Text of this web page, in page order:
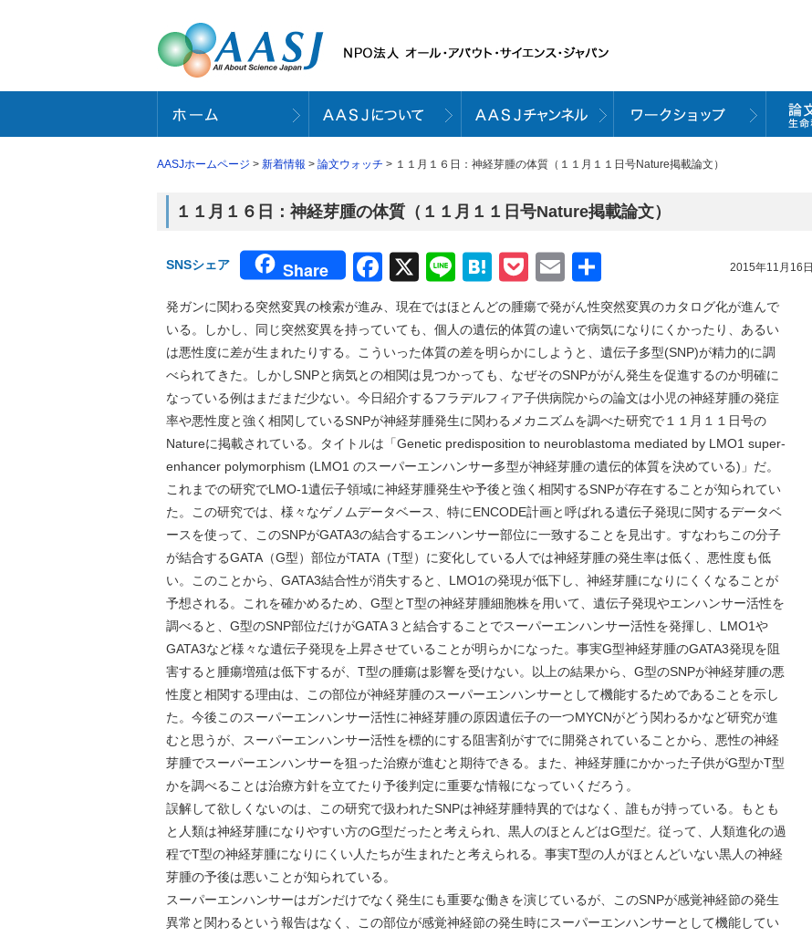
AASJホームページ > 新着情報 > 論文ウォッチ > １１月１６日：神経芽腫の体質（１１月１１日号Nature掲載論文）
１１月１６日：神経芽腫の体質（１１月１１日号Nature掲載論文）
2015年11月16日
SNSシェア Share Facebook
X LineHatena
Pocket
Email
有
発ガンに関わる突然変異の検索が進み、現在ではほとんどの腫瘍で発がん性突然変異のカタログ化が進んで
いる。しかし、同じ突然変異を持っていても、個人の遺伝的体質の違いで病気になりにくかったり、あるい
は悪性度に差が生まれたりする。こういった体質の差を明らかにしようと、遺伝子多型(SNP)が精力的に調
べられてきた。しかしSNPと病気との相関は見つかっても、なぜそのSNPががん発生を促進するのか明確に
なっている例はまだまだ少ない。今日紹介するフラデルフィア子供病院からの論文は小児の神経芽腫の発症
率や悪性度と強く相関しているSNPが神経芽腫発生に関わるメカニズムを調べた研究で１１月１１日号の
Natureに掲載されている。タイトルは「Genetic predisposition to neuroblastoma mediated by LMO1 super-
enhancer polymorphism (LMO1 のスーパーエンハンサー多型が神経芽腫の遺伝的体質を決めている)」だ。
これまでの研究でLMO-1遺伝子領域に神経芽腫発生や予後と強く相関するSNPが存在することが知られてい
た。この研究では、様々なゲノムデータベース、特にENCODE計画と呼ばれる遺伝子発現に関するデータベ
ースを使って、このSNPがGATA3の結合するエンハンサー部位に一致することを見出す。すなわちこの分子
が結合するGATA（G型）部位がTATA（T型）に変化している人では神経芽腫の発生率は低く、悪性度も低
い。このことから、GATA3結合性が消失すると、LMO1の発現が低下し、神経芽腫になりにくくなることが
予想される。これを確かめるため、G型とT型の神経芽腫細胞株を用いて、遺伝子発現やエンハンサー活性を
調べると、G型のSNP部位だけがGATA３と結合することでスーパーエンハンサー活性を発揮し、LMO1や
GATA3など様々な遺伝子発現を上昇させていることが明らかになった。事実G型神経芽腫のGATA3発現を阻
害すると腫瘍増殖は低下するが、T型の腫瘍は影響を受けない。以上の結果から、G型のSNPが神経芽腫の悪
性度と相関する理由は、この部位が神経芽腫のスーパーエンハンサーとして機能するためであることを示し
た。今後このスーパーエンハンサー活性に神経芽腫の原因遺伝子の一つMYCNがどう関わるかなど研究が進
むと思うが、スーパーエンハンサー活性を標的にする阻害剤がすでに開発されていることから、悪性の神経
芽腫でスーパーエンハンサーを狙った治療が進むと期待できる。また、神経芽腫にかかった子供がG型かT型
かを調べることは治療方針を立てたり予後判定に重要な情報になっていくだろう。
誤解して欲しくないのは、この研究で扱われたSNPは神経芽腫特異的ではなく、誰もが持っている。もとも
と人類は神経芽腫になりやすい方のG型だったと考えられ、黒人のほとんどはG型だ。従って、人類進化の過
程でT型の神経芽腫になりにくい人たちが生まれたと考えられる。事実T型の人がほとんどいない黒人の神経
芽腫の予後は悪いことが知られている。
スーパーエンハンサーはガンだけでなく発生にも重要な働きを演じているが、このSNPが感覚神経節の発生
異常と関わるという報告はなく、この部位が感覚神経節の発生時にスーパーエンハンサーとして機能してい